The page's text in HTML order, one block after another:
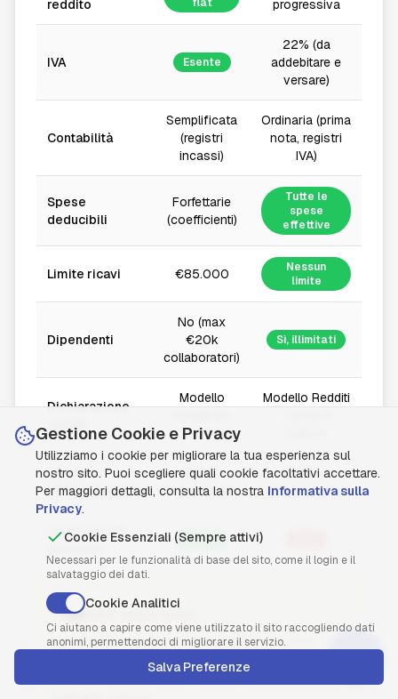
reddito
progressiva
IVA Esente
22% (da
addebitare e
versare)
Contabilità
Semplificata
(registri
incassi)
Ordinaria (prima
nota, registri
IVA)
Spese
deducibili
Forfettarie
(coefficienti)
Tutte le
spese
effettive
Limite ricavi €85.000
Nessun
limite
Dipendenti
No (max
€20k
collaboratori)
Sì, illimitati
Dichiarazione
redditi
Modello
Unico)
Modello Redditi
Costo
commercialista
€500-
1.200/anno
€1.500-
3.000+/anno
Complessità
Bassa
Consiglio Importante
Se prevedi di superare €85k nei prossimi mesi,
inizia a pianificare l'uscita con un commercialista
Gestione Cookie e Privacy
Utilizziamo i cookie per migliorare la tua esperienza sul
nostro sito. Puoi scegliere quali cookie facoltativi accettare.
Per maggiori dettagli, consulta la nostra Informativa sulla
Privacy.
Cookie Essenziali (Sempre attivi)
Necessari per le funzionalità di base del sito, come il login e il
salvataggio dei dati.
Cookie Analitici
Ci aiutano a capire come viene utilizzato il sito raccogliendo dati
anonimi, permettendoci di migliorare il servizio.
Salva Preferenze
per andare a capo